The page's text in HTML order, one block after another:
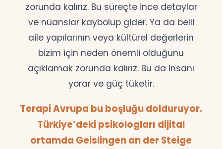
zorunda kalırız. Bu süreçte ince detaylar
ve nüanslar kaybolup gider. Ya da belli
aile yapılarının veya kültürel değerlerin
bizim için neden önemli olduğunu
açıklamak zorunda kalırız. Bu da insanı
yorar ve güç tüketir.
Terapi Avrupa bu boşluğu dolduruyor.
Türkiye’deki psikologları dijital
ortamda Geislingen an der Steige